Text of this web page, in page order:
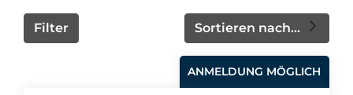
Sortieren nach...
Filter
ANMELDUNG MÖGLICH